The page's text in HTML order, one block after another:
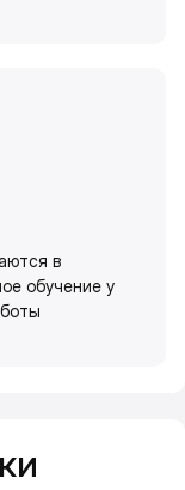
в
обучение у